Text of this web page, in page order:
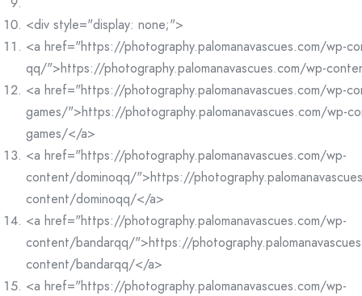
<div style="display: none;">
<a href="https://photography.palomanavascues.com/wp-
qq/">https://photography.palomanavascues.com/wp-
<a href="https://photography.palomanavascues.com/wp-
games/">https://photography.palomanavascues.com/wp-
games/</a>
<a href="https://photography.palomanavascues.com/wp-
content/dominoqq/">https://
content/dominoqq/</a>
<a href="https://photography.palomanavascues.com/wp-
content/bandarqq/">https://
content/bandarqq/</a>
<a href="https://photography.palomanavascues.com/wp-